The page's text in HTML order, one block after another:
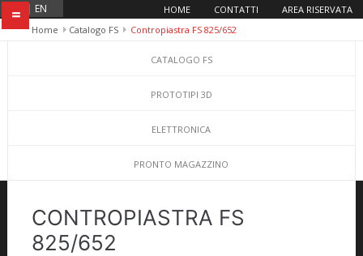
= | EN HOME CONTATTI
AREA RISERVATA
Home
Catalogo FS Contropiastra FS 825/652
CATALOGO FS
PROTOTIPI 3D
ELETTRONICA
PRONTO MAGAZZINO
CONTROPIASTRA FS
825/652